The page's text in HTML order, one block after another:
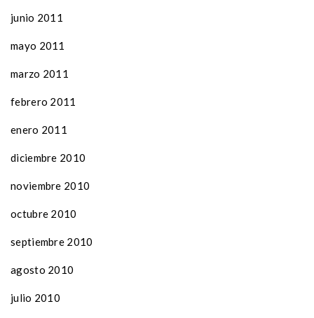
junio 2011
mayo 2011
marzo 2011
febrero 2011
enero 2011
diciembre 2010
noviembre 2010
octubre 2010
septiembre 2010
agosto 2010
julio 2010